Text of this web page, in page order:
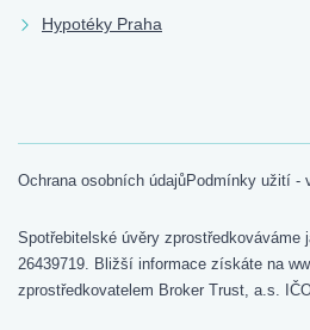
Hypotéky Praha
Ochrana osobních údajůPodmínky užití -
Spotřebitelské úvěry
26439719. Bližší informace získáte na
zprostředkovatelem Broker Trust, a.s.